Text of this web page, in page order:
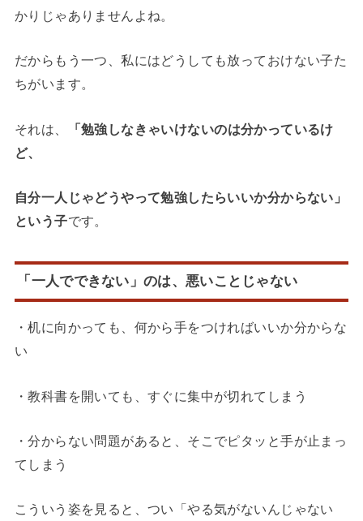
かりじゃありませんよね。
だからもう一つ、私にはどうしても放っておけない子た
ちがいます。
それは、
「勉強しなきゃいけないのは分かっているけ
ど、
自分一人じゃどうやって勉強したらいいか分からない」
という子です。
「一人でできない」のは、悪いことじゃない
・机に向かっても、何から手をつければいいか分からな
い
・教科書を開いても、すぐに集中が切れてしまう
・分からない問題があると、そこでピタッと手が止まっ
てしまう
こういう姿を見ると、つい「やる気がないんじゃない